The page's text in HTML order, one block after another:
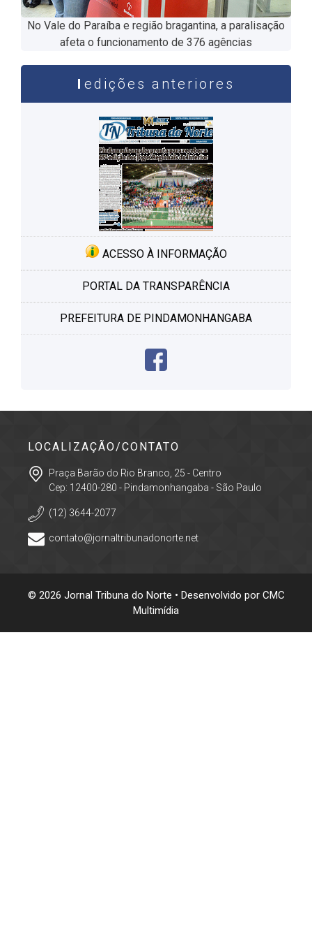
No Vale do Paraíba e região bragantina, a paralisação
afeta o funcionamento de 376 agências
edições anteriores
ACESSO À INFORMAÇÃO
PORTAL DA TRANSPARÊNCIA
PREFEITURA DE PINDAMONHANGABA
LOCALIZAÇÃO/CONTATO
Praça Barão do Rio Branco, 25 - Centro
Cep: 12400-280 - Pindamonhangaba - São Paulo
(12) 3644-2077
contato@jornaltribunadonorte.net
© 2026 Jornal Tribuna do Norte • Desenvolvido por CMC
Multimídia